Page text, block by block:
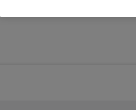
spoločnosti Lidl ak vám možno priradiť
Lidl, pomocou vašej hashovanej e-
vyjadríte súhlas so spracúvaním na
uchovávania údajov a Vašom práve